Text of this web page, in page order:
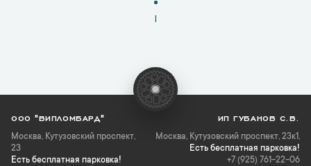
1
ООО "ВИПЛОМБАРД"
Москва, Кутузовский проспект,
23
Есть бесплатная парковка!
ИП ГУБАНОВ С.В.
Москва, Кутузовский проспект, 23к1,
Есть бесплатная парковка!
+7 (925) 761-22-06